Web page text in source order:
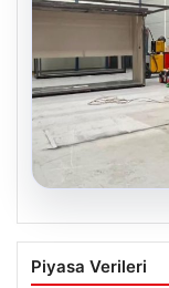
Bahçe
Mekanları
Piyasa Verileri